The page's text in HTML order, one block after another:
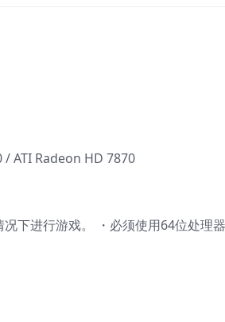
/ ATI Radeon HD 7870
下进行游戏。 ・必须使用64位处理器